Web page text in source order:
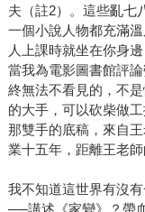
夫（註2）。這些亂七
一個小說人物都充滿
人上課時就坐在你身
當我為電影圖書館評
終無法不看見的，不
的大手，可以砍柴做
那雙手的底稿，來自
業十五年，距離王老師
我不知道這世界有沒
──講述《家變》？帶